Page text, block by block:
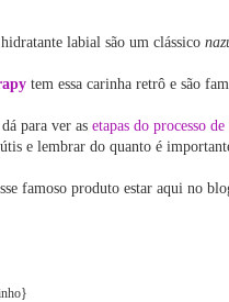
hidratante labial são um clássico
tem essa carinha retrô e são
para ver as etapas do processo
e lembrar do quanto é
famoso produto estar aqui no